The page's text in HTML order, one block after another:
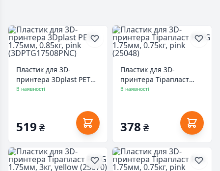
Пластик для 3D-
принтера 3Dplast PETG
1.75мм, 0.85кг, pink
В наявності
519 ₴
Пластик для 3D-
принтера Тірапласт
PETG 1.75мм, 0.75кг,
В наявності
378 ₴